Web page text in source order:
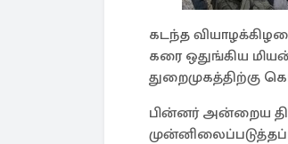
கடந்த
கரை ஒதுங்கிய
துறைமுகத்திற்கு
பின்னர் அன்றைய